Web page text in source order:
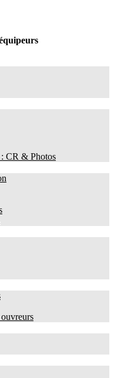
: CR & Photos